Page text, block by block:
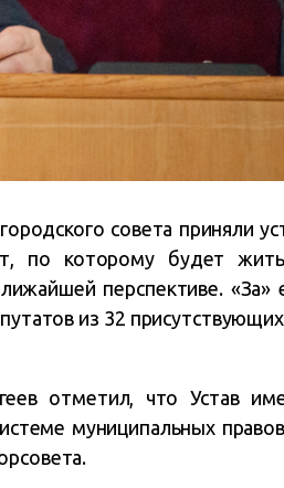
совета приняли
по которому будет
перспективе. «За»
из 32
отметил, что Устав
муниципальных